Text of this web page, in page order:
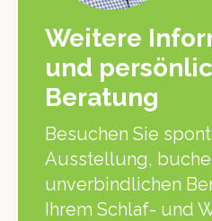
Weitere
und
Beratung
Besuchen Sie
Ausstellung,
unverbindlichen
Ihrem Schlaf- und